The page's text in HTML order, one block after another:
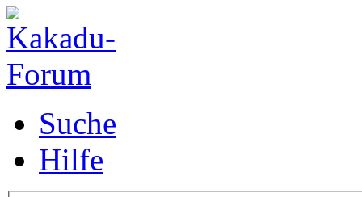
Suche
Hilfe